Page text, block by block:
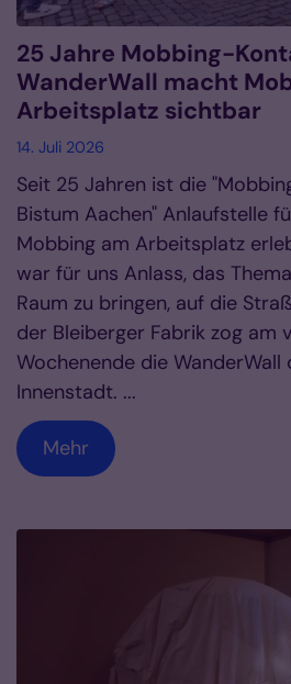
25 Jahre Mobbing-
WanderWall macht
Arbeitsplatz sichtbar
14. Juli 2026
Seit 25 Jahren ist die
Bistum Aachen" Anlaufstelle
Mobbing am Arbeitsplatz
war für uns Anlass, das
Raum zu bringen, auf die
der Bleiberger Fabrik zog am
Wochenende die
Innenstadt. ...
Mehr